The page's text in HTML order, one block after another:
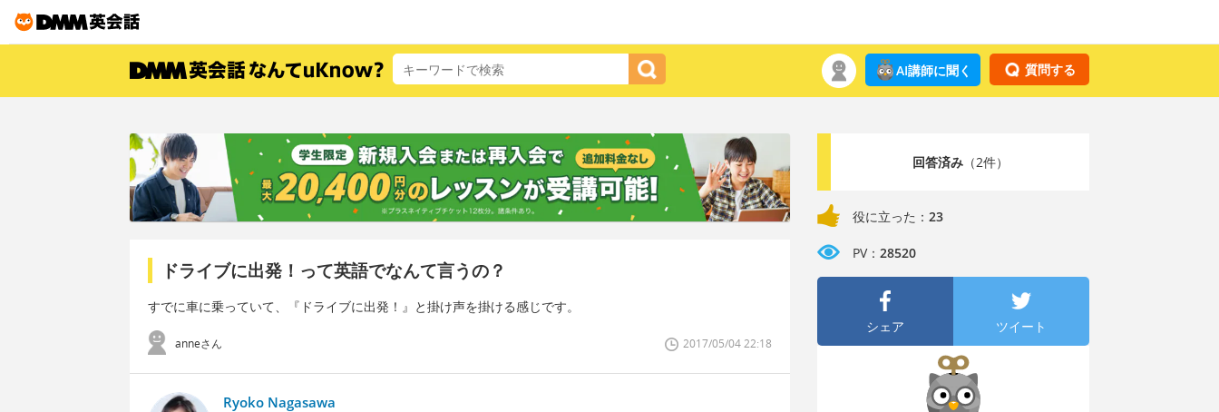
質問する
AI講師に聞く
ドライブに出発！って英語でなんて言うの？
すでに車に乗っていて、『ドライブに出発！』と掛け声を掛ける感じです。
anneさん 2017/05/04 22:18
Ryoko Nagasawa
回答済み（2件）
役に立った： 23
PV： 28520
シェア ツイート